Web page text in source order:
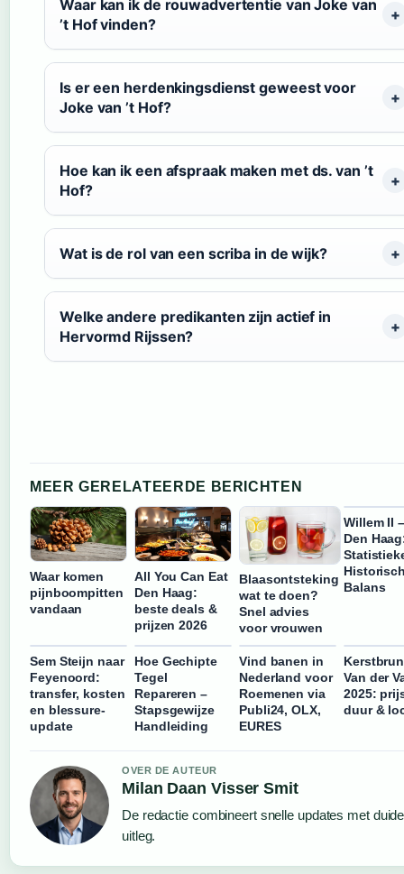
Waar kan ik de rouwadvertentie van Joke van
’t Hof vinden?
Is er een herdenkingsdienst geweest voor
Joke van ’t Hof?
Hoe kan ik een afspraak maken met ds. van ’t
Hof?
Wat is de rol van een scriba in de wijk?
Welke andere predikanten zijn actief in
Hervormd Rijssen?
MEER GERELATEERDE BERICHTEN
Waar komen
pijnboompitten
vandaan
All You Can Eat
Den Haag:
beste deals &
prijzen 2026
Blaasontsteking
wat te doen?
Snel advies
voor vrouwen
Willem II
Den
Balans
Sem Steijn naar
Feyenoord:
transfer, kosten
en blessure-
update
Hoe Gechipte
Tegel
Repareren –
Stapsgewijze
Handleiding
Vind banen in
Nederland voor
Roemenen via
Publi24, OLX,
EURES
Van der
2025:
duur &
OVER DE AUTEUR
Milan Daan Visser Smit
De redactie combineert snelle updates met
uitleg.